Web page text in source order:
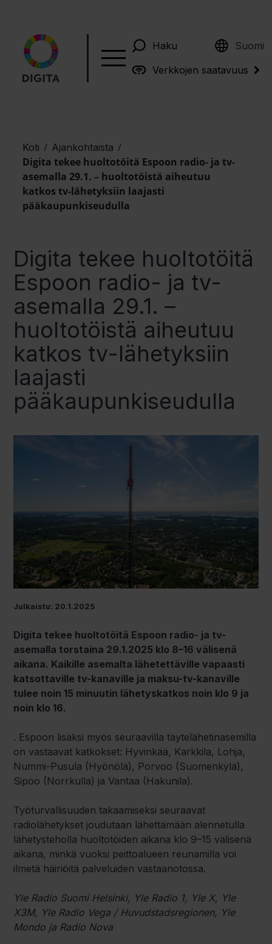
Haku Suomi
English
Verkkojen saatavuus
Koti / Ajankohtaista /
Digita tekee huoltotöitä Espoon radio- ja tv-
asemalla 29.1. – huoltotöistä aiheutuu
katkos tv-lähetyksiin laajasti
pääkaupunkiseudulla
Digita tekee huoltotöitä
Espoon radio- ja tv-
asemalla 29.1. –
huoltotöistä aiheutuu
katkos tv-lähetyksiin
laajasti
pääkaupunkiseudulla
Julkaistu: 20.1.2025
Digita tekee huoltotöitä Espoon radio- ja tv-
asemalla torstaina 29.1.2025 klo 8–16 välisenä
aikana. Kaikille asemalta lähetettäville vapaasti
katsottaville tv-kanaville ja maksu-tv-kanaville
tulee noin 15 minuutin lähetyskatkos noin klo 9 ja
noin klo 16.
. Espoon lisäksi myös seuraavilla täytelähetinasemilla
on vastaavat katkokset: Hyvinkää, Karkkila, Lohja,
Nummi-Pusula (Hyönölä), Porvoo (Suomenkylä),
Sipoo (Norrkulla) ja Vantaa (Hakunila).
Työturvallisuuden takaamiseksi seuraavat
radiolähetykset joudutaan lähettämään alennetulla
lähetysteholla huoltotöiden aikana klo 9–15 välisenä
aikana, minkä vuoksi peittoalueen reunamilla voi
ilmetä häiriöitä palveluiden vastaanotossa.
Yle Radio Suomi Helsinki, Yle Radio 1, Yle X, Yle
X3M, Yle Radio Vega / Huvudstadsregionen, Yle
Mondo ja Radio Nova